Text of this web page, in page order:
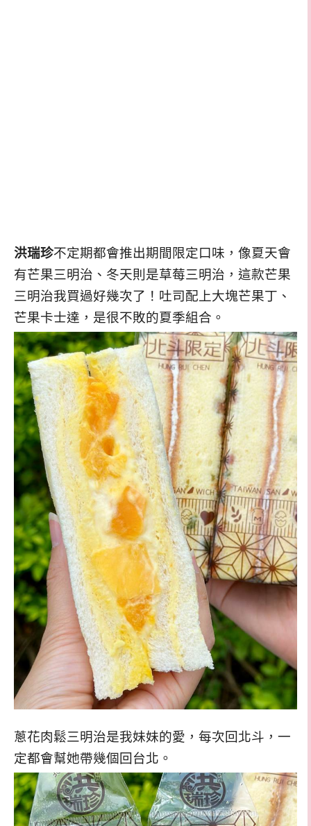
洪瑞珍不定期都會推出期間限定口味，像夏天會
有芒果三明治、冬天則是草莓三明治，這款芒果
三明治我買過好幾次了！吐司配上大塊芒果丁、
芒果卡士達，是很不敗的夏季組合。
蔥花肉鬆三明治是我妹妹的愛，每次回北斗，一
定都會幫她帶幾個回台北。